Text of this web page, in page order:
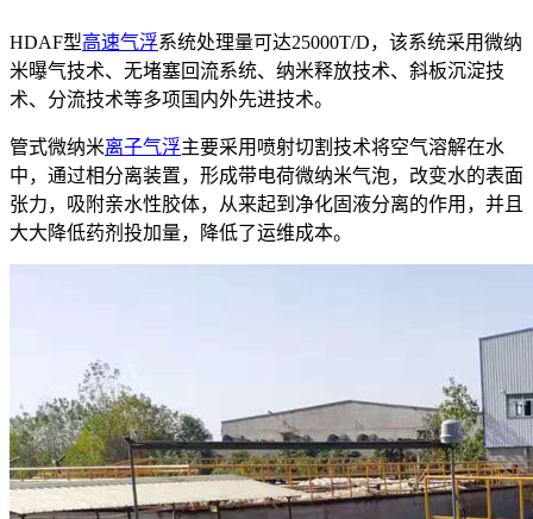
HDAF型高速气浮系统处理量可达25000T/D，该系统采用微纳
米曝气技术、无堵塞回流系统、纳米释放技术、斜板沉淀技
术、分流技术等多项国内外先进技术。
管式微纳米离子气浮主要采用喷射切割技术将空气溶解在水
中，通过相分离装置，形成带电荷微纳米气泡，改变水的表面
张力，吸附亲水性胶体，从来起到净化固液分离的作用，并且
大大降低药剂投加量，降低了运维成本。